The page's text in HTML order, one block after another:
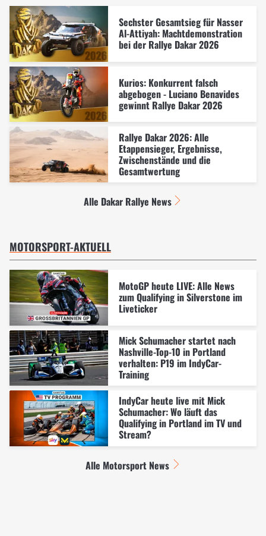
Sechster Gesamtsieg für Nasser
Al-Attiyah: Machtdemonstration
bei der Rallye Dakar 2026
Kurios: Konkurrent falsch
abgebogen - Luciano Benavides
gewinnt Rallye Dakar 2026
Rallye Dakar 2026: Alle
Etappensieger, Ergebnisse,
Zwischenstände und die
Gesamtwertung
Alle Dakar Rallye News
MOTORSPORT-AKTUELL
MotoGP heute LIVE: Alle News
zum Qualifying in Silverstone im
Liveticker
Mick Schumacher startet nach
Nashville-Top-10 in Portland
verhalten: P19 im IndyCar-
Training
IndyCar heute live mit Mick
Schumacher: Wo läuft das
Qualifying in Portland im TV und
Stream?
Alle Motorsport News